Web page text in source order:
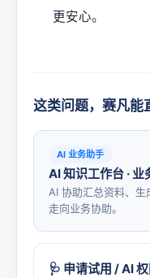
更安心。
这类问题，赛凡能
AI 业务助手
AI 知识工作台 · 业
AI 协助汇总资料、
走向业务协助。
🩺 申请试用 / AI